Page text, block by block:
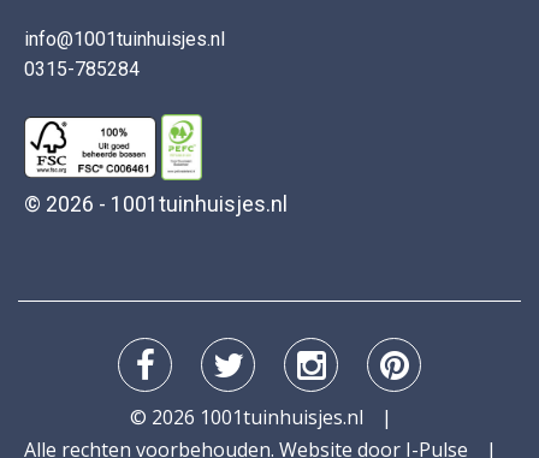
info@1001tuinhuisjes.nl
0315-785284
© 2026 - 1001tuinhuisjes.nl
© 2026 1001tuinhuisjes.nl
Alle rechten voorbehouden. Website door I-Pulse